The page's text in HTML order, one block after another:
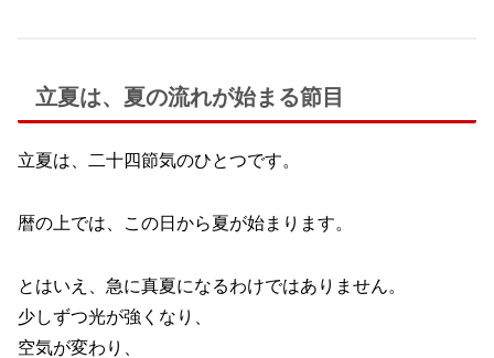
立夏は、夏の流れが始まる節目
立夏は、二十四節気のひとつです。
暦の上では、この日から夏が始まります。
とはいえ、急に真夏になるわけではありません。
少しずつ光が強くなり、
空気が変わり、